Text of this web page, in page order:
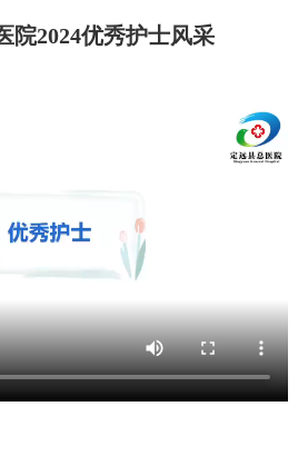
院2024优秀护士风采